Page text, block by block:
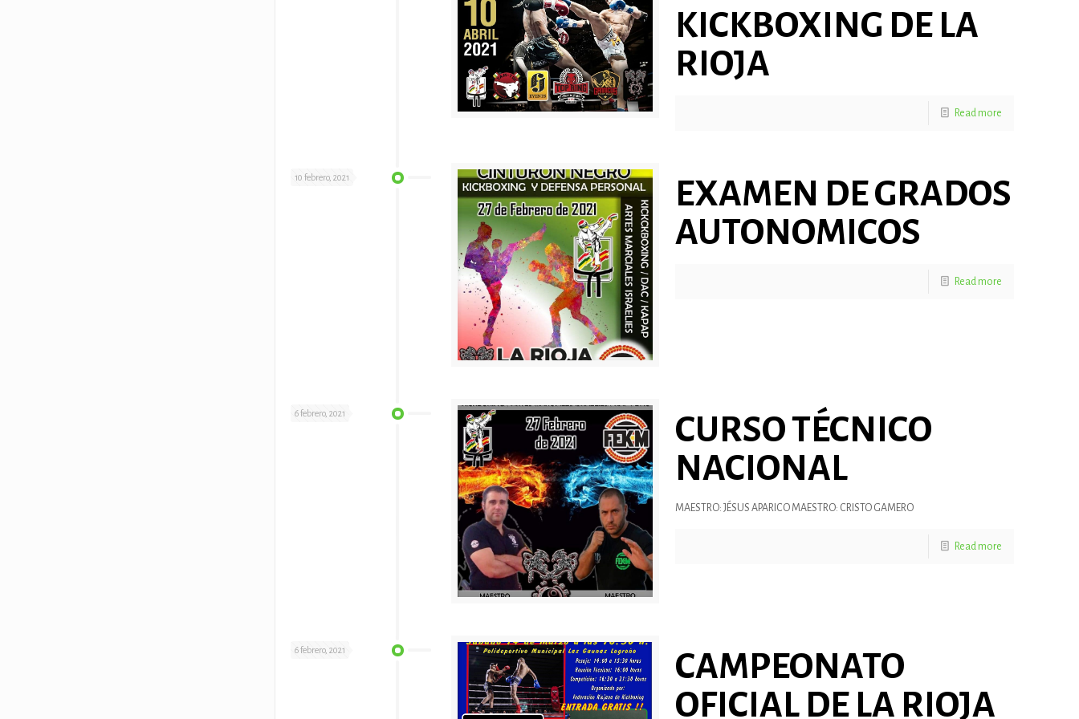
KICKBOXING DE LA
RIOJA
Read more
10 febrero, 2021
EXAMEN DE GRADOS
AUTONOMICOS
Read more
6 febrero, 2021
CURSO TÉCNICO
NACIONAL
MAESTRO: JÉSUS APARICO MAESTRO: CRISTO GAMERO
Read more
6 febrero, 2021
CAMPEONATO
OFICIAL DE LA RIOJA